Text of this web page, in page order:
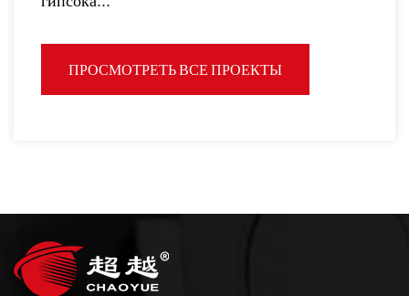
ПРОСМОТРЕТЬ ВСЕ ПРОЕКТЫ